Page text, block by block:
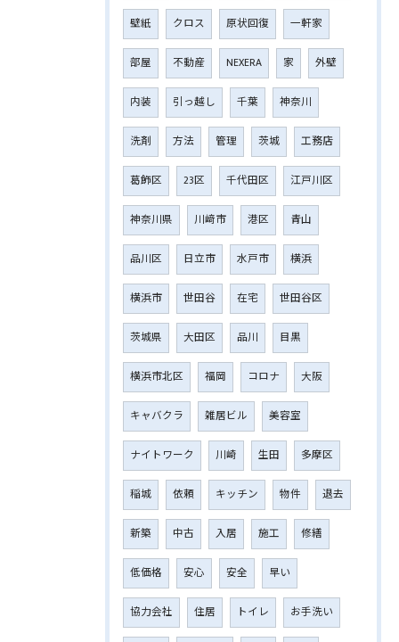
壁紙 クロス 原状回復 一軒家
部屋 不動産 NEXERA 家 外壁
内装 引っ越し 千葉 神奈川
洗剤 方法 管理 茨城 工務店
葛飾区 23区 千代田区 江戸川区
神奈川県 川﨑市 港区 青山
品川区 日立市 水戸市 横浜
横浜市 世田谷 在宅 世田谷区
茨城県 大田区 品川 目黒
横浜市北区 福岡 コロナ 大阪
キャバクラ 雑居ビル 美容室
ナイトワーク 川崎 生田 多摩区
稲城 依頼 キッチン 物件 退去
新築 中古 入居 施工 修繕
低価格 安心 安全 早い
協力会社 住居 トイレ お手洗い